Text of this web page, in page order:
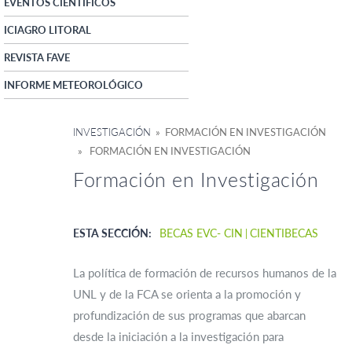
ICIAGRO LITORAL
REVISTA FAVE
INFORME METEOROLÓGICO
INVESTIGACIÓN » FORMACIÓN EN INVESTIGACIÓN
» FORMACIÓN EN INVESTIGACIÓN
Formación en Investigación
ESTA SECCIÓN: BECAS EVC- CIN CIENTIBECAS
La política de formación de recursos humanos de la
UNL y de la FCA se orienta a la promoción y
profundización de sus programas que abarcan
desde la iniciación a la investigación para